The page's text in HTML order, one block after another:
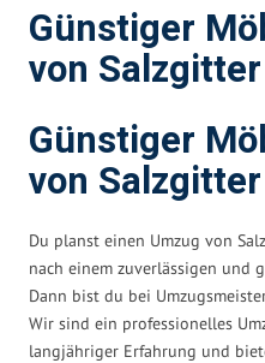
Günstiger
von
Günstiger
von
Du planst einen Umzug von
nach einem zuverlässigen und
Dann bist du bei
Wir sind ein professionelles
langjähriger Erfahrung und